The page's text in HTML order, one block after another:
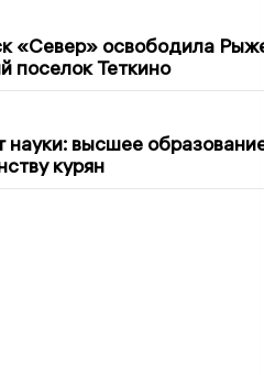
«Север» освободила
поселок Теткино
науки: высшее
курян